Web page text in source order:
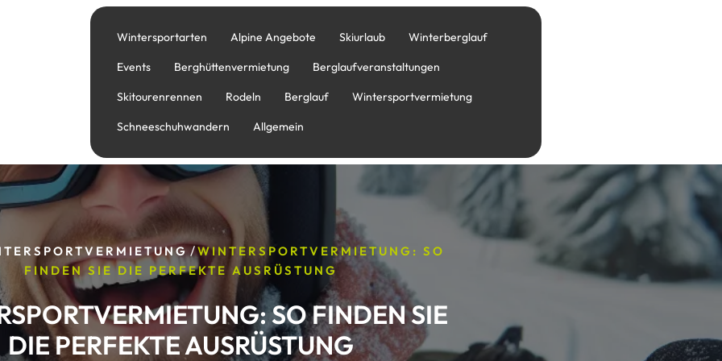
Wintersportarten Alpine Angebote Skiurlaub Winterberglauf
Events Berghüttenvermietung Berglaufveranstaltungen
Skitourenrennen Rodeln Berglauf Wintersportvermietung
Schneeschuhwandern Allgemein
/WINTERSPORTVERMIETUNG: SO
FINDEN SIE DIE PERFEKTE AUSRÜSTUNG
SO FINDEN SIE
DIE PERFEKTE AUSRÜSTUNG